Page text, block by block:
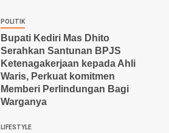
POLITIK
Bupati Kediri Mas Dhito
Serahkan Santunan BPJS
Ketenagakerjaan kepada Ahli
Waris, Perkuat komitmen
Memberi Perlindungan Bagi
Warganya
LIFESTYLE